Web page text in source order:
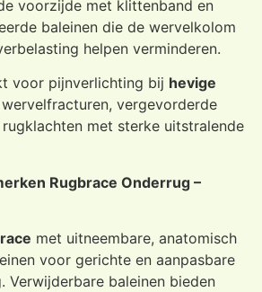
voorzijde met klittenband en
baleinen die de wervelkolom
helpen verminderen.
voor pijnverlichting bij hevige
vergevorderde
met sterke uitstralende
Rugbrace Onderrug –
met uitneembare, anatomisch
voor gerichte en aanpasbare
Verwijderbare baleinen bieden